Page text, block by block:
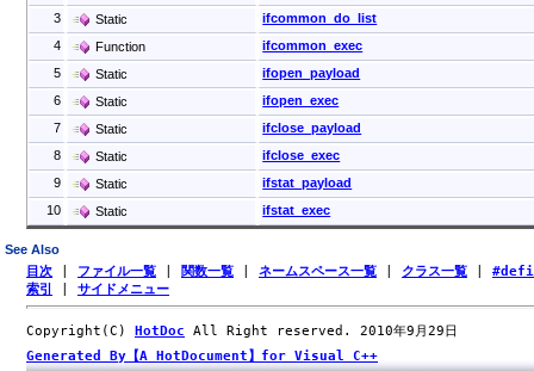
3
Static
ifcommon_do_list
4
Function
ifcommon_exec
5
Static
ifopen_payload
6
Static
ifopen_exec
7
Static
ifclose_payload
8
Static
ifclose_exec
9
Static
ifstat_payload
10
Static ifstat_exec
See Also
目次 ファイル一覧 関数一覧 ネームスペース一覧 クラス一覧
索引
サイドメニュー
Copyright(C) HotDoc All Right reserved. 2010年9月29日
Generated By【A HotDocument】for Visual C++